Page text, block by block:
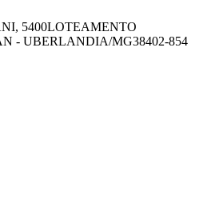
5400LOTEAMENTO
- UBERLANDIA/MG38402-854